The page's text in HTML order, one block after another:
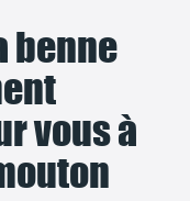
benne
vous à